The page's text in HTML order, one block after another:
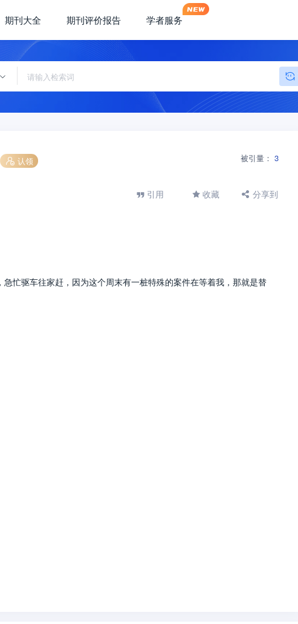
期刊大全 期刊评价报告 学者服务
认领 被引量： 3
引用 收藏 分享到
忙驱车往家赶，因为这个周末有一桩特殊的案件在等着我，那就是替